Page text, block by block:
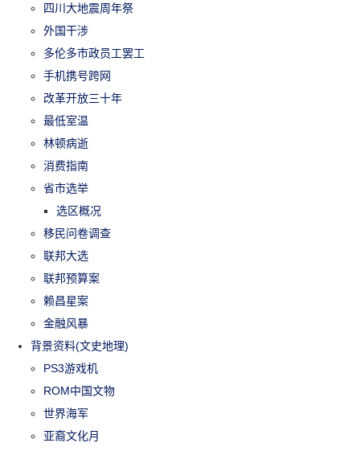
四川大地震周年祭
外国干涉
多伦多市政员工罢工
手机携号跨网
改革开放三十年
最低室温
林顿病逝
消费指南
省市选举
选区概况
移民问卷调查
联邦大选
联邦预算案
赖昌星案
金融风暴
背景资料(文史地理)
PS3游戏机
ROM中国文物
世界海军
亚裔文化月